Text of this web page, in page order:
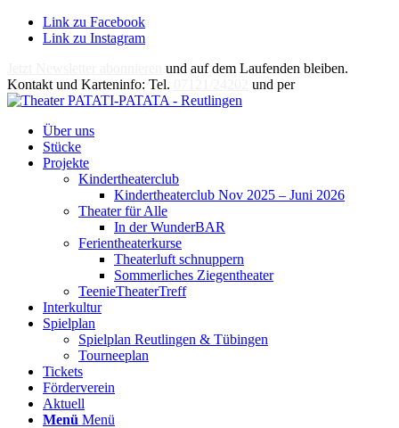
Link zu Facebook
Link zu Instagram
und auf dem Laufenden bleiben.
Kontakt und Karteninfo: Tel.
und per
Über uns
Stücke
Projekte
Kindertheaterclub
Kindertheaterclub Nov 2025 – Juni 2026
Theater für Alle
In der WunderBAR
Ferientheaterkurse
Theaterluft schnuppern
Sommerliches Ziegentheater
TeenieTheaterTreff
Interkultur
Spielplan
Spielplan Reutlingen & Tübingen
Tourneeplan
Tickets
Förderverein
Aktuell
Menü Menü